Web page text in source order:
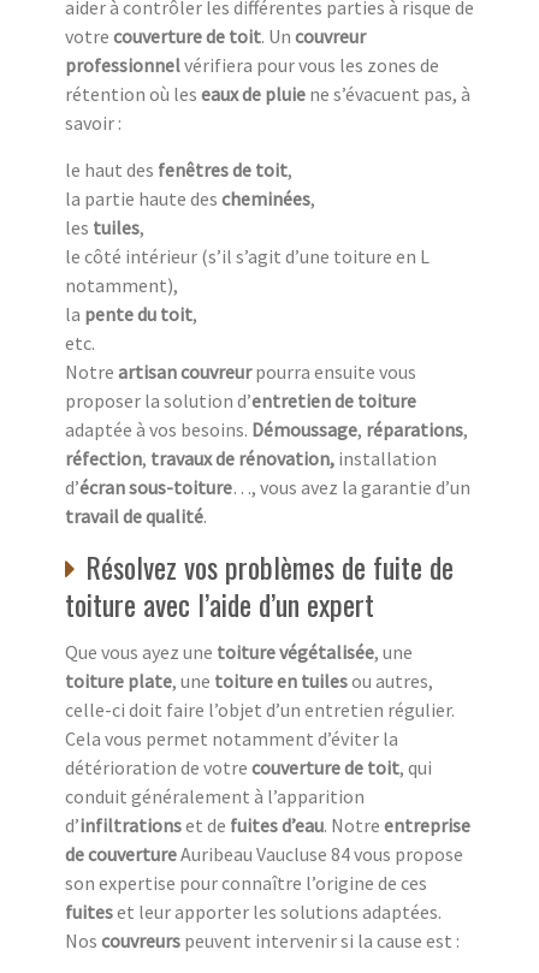
aider à contrôler les différentes parties à risque de
votre couverture de toit. Un couvreur
professionnelvérifiera pour vous les zones de
rétention où les eaux de pluie ne s’évacuent pas, à
savoir :
le haut des fenêtres de toit,
la partie haute des cheminées,
les tuiles,
le côté intérieur (s’il s’agit d’une toiture en L
notamment),
la pente du toit,
etc.
Notre artisan couvreurpourra ensuite vous
proposer la solution d’entretien de toiture
adaptée à vos besoins. Démoussage, réparations,
réfection, travaux de rénovation, installation
d’écran sous-toiture…, vous avez la garantie d’un
travail de qualité.
Résolvez vos problèmes de fuite de
toiture avec l’aide d’un expert
Que vous ayez une toiture végétalisée, une
toiture plate, une toiture en tuilesou autres,
celle-ci doit faire l’objet d’un entretien régulier.
Cela vous permet notamment d’éviter la
détérioration de votre couverture de toit, qui
conduit généralement à l’apparition
d’infiltrationset de fuites d’eau. Notre entreprise
de couvertureAuribeau Vaucluse 84 vous propose
son expertise pour connaître l’origine de ces
fuiteset leur apporter les solutions adaptées.
Nos couvreurs peuvent intervenir si la cause est :